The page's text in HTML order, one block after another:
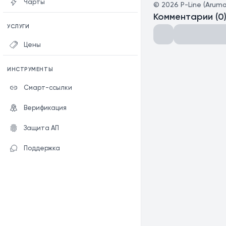
Чарты
УСЛУГИ
Цены
ИНСТРУМЕНТЫ
Смарт-ссылки
Верификация
Защита АП
Поддержка
© 2026 P-Line
Комментарии (0)